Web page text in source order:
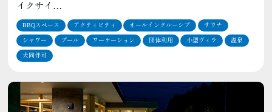
イクサイ…
BBQスペース アクティビティ オールインクルーシブ サウナ
シャワー プール ワーケーション 団体利用 小型ヴィラ 温泉
犬同伴可